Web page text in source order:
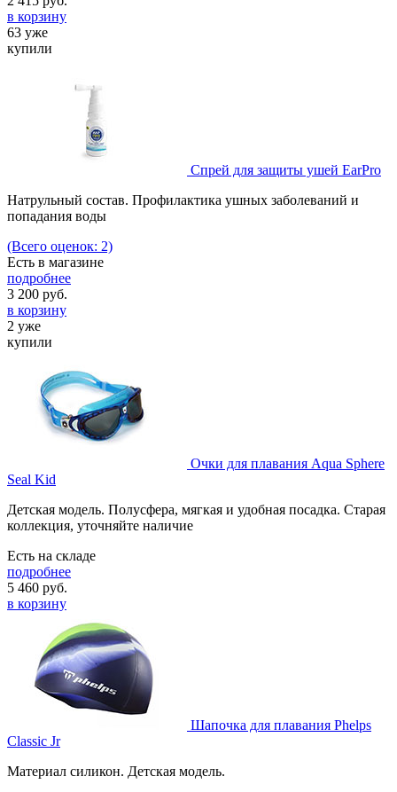
в корзину
63 уже
купили
Спрей для защиты ушей EarPro
Натрульный состав. Профилактика ушных заболеваний и
попадания воды
(Всего оценок: 2)
Есть в магазине
подробнее
3 200 руб.
в корзину
2 уже
купили
Очки для плавания Aqua Sphere
Seal Kid
Детская модель. Полусфера, мягкая и удобная посадка. Старая
коллекция, уточняйте наличие
Есть на складе
подробнее
5 460 руб.
в корзину
Шапочка для плавания Phelps
Classic Jr
Материал силикон. Детская модель.